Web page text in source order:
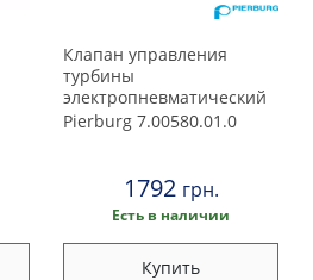
Клапан управления
турбины
электропневматический
Pierburg 7.00580.01.0
1792 грн.
Есть в наличии
Купить